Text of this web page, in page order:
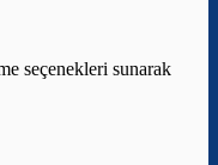
seçenekleri sunarak